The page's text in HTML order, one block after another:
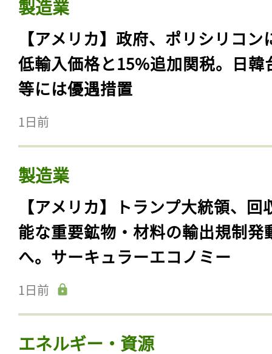
製造業
【アメリカ】政府、ポリシリコン
低輸入価格と15%追加関税。日韓
等には優遇措置
1日前
製造業
【アメリカ】トランプ大統領、回
能な重要鉱物・材料の輸出規制発
へ。サーキュラーエコノミー
1日前
エネルギー・資源